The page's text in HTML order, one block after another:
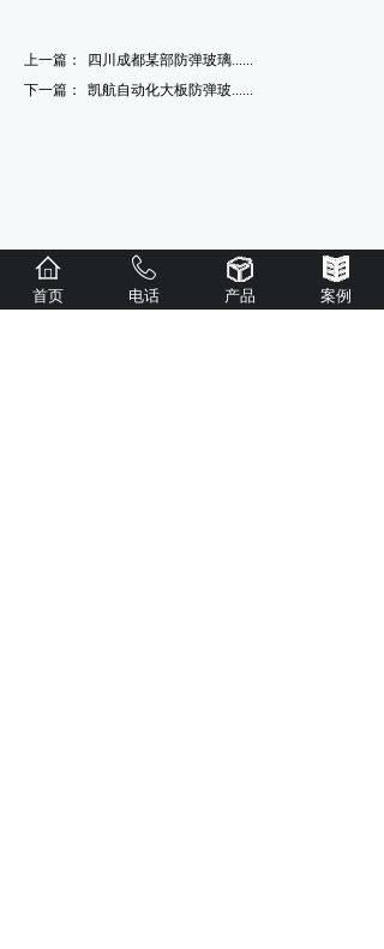
上一篇：
四川成都某部防弹玻璃......
下一篇：
凯航自动化大板防弹玻......
首页 电话 产品 案例